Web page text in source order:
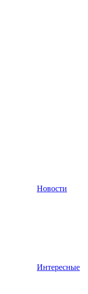
Новости
Интересные